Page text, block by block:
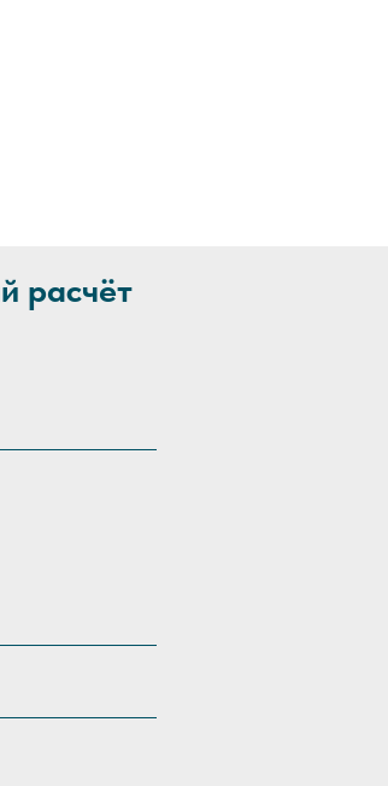
расчёт